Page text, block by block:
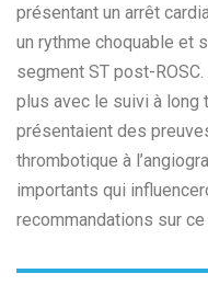
présentant un arrêt
un rythme choquable et
segment ST post-
plus avec le suivi à long
présentaient des
thrombotique à
importants qui
recommandations sur ce